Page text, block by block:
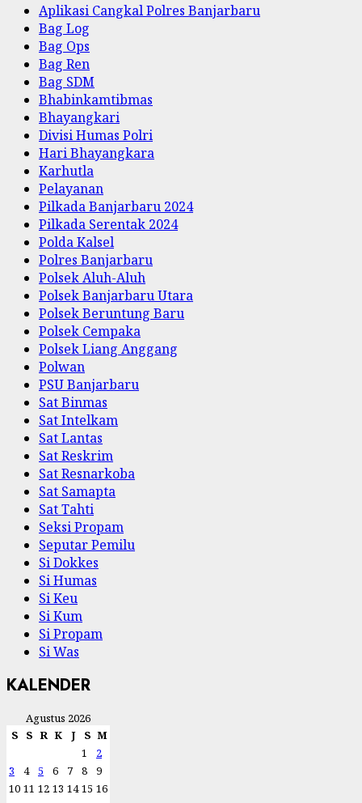
Aplikasi Cangkal Polres Banjarbaru
Bag Log
Bag Ops
Bag Ren
Bag SDM
Bhabinkamtibmas
Bhayangkari
Divisi Humas Polri
Hari Bhayangkara
Karhutla
Pelayanan
Pilkada Banjarbaru 2024
Pilkada Serentak 2024
Polda Kalsel
Polres Banjarbaru
Polsek Aluh-Aluh
Polsek Banjarbaru Utara
Polsek Beruntung Baru
Polsek Cempaka
Polsek Liang Anggang
Polwan
PSU Banjarbaru
Sat Binmas
Sat Intelkam
Sat Lantas
Sat Reskrim
Sat Resnarkoba
Sat Samapta
Sat Tahti
Seksi Propam
Seputar Pemilu
Si Dokkes
Si Humas
Si Keu
Si Kum
Si Propam
Si Was
KALENDER
Agustus 2026
S
S R K J S M
1
2
3
4 5 6 7 8
9
10 11 12 13 14 15 16